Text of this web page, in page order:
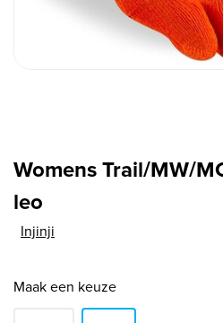
Womens Trail/MW/
leo
Injinji
Maak een keuze